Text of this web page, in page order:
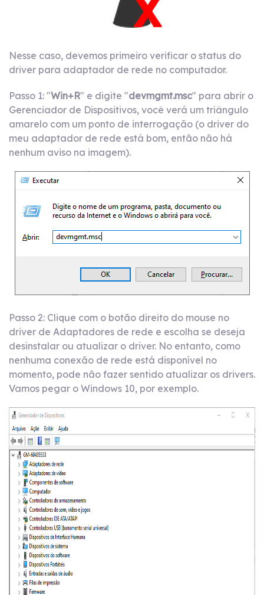
Nesse caso, devemos primeiro verificar o status do
driver para adaptador de rede no computador.
Passo 1: "Win+R" e digite "devmgmt.msc" para abrir o
Gerenciador de Dispositivos, você verá um triângulo
amarelo com um ponto de interrogação (o driver do
meu adaptador de rede está bom, então não há
nenhum aviso na imagem).
Passo 2: Clique com o botão direito do mouse no
driver de Adaptadores de rede e escolha se deseja
desinstalar ou atualizar o driver. No entanto, como
nenhuma conexão de rede está disponível no
momento, pode não fazer sentido atualizar os drivers.
Vamos pegar o Windows 10, por exemplo.